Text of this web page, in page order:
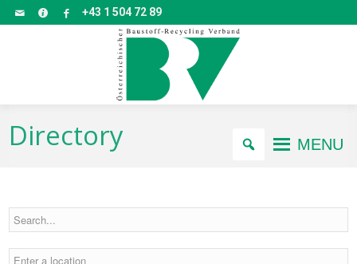
+43 1 504 72 89
MENU
Directory